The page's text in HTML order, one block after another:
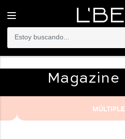
Magazine
MÚLTIPLE